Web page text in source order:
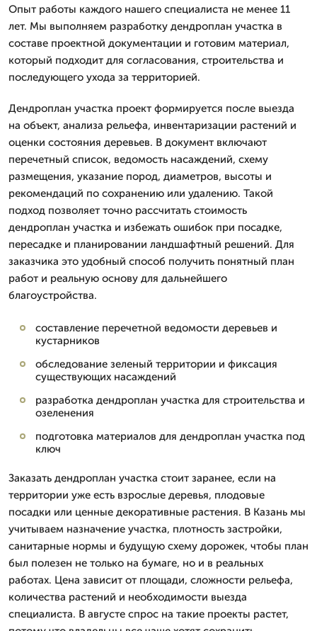
Опыт работы каждого нашего специалиста не менее 11
лет. Мы выполняем разработку дендроплан участка в
составе проектной документации и готовим материал,
который подходит для согласования, строительства и
последующего ухода за территорией.
Дендроплан участка проект формируется после выезда
на объект, анализа рельефа, инвентаризации растений и
оценки состояния деревьев. В документ включают
перечетный список, ведомость насаждений, схему
размещения, указание пород, диаметров, высоты и
рекомендаций по сохранению или удалению. Такой
подход позволяет точно рассчитать стоимость
дендроплан участка и избежать ошибок при посадке,
пересадке и планировании ландшафтный решений. Для
заказчика это удобный способ получить понятный план
работ и реальную основу для дальнейшего
благоустройства.
составление перечетной ведомости деревьев и
кустарников
обследование зеленый территории и фиксация
существующих насаждений
разработка дендроплан участка для строительства и
озеленения
подготовка материалов для дендроплан участка под
ключ
Заказать дендроплан участка стоит заранее, если на
территории уже есть взрослые деревья, плодовые
посадки или ценные декоративные растения. В Казань мы
учитываем назначение участка, плотность застройки,
санитарные нормы и будущую схему дорожек, чтобы план
был полезен не только на бумаге, но и в реальных
работах. Цена зависит от площади, сложности рельефа,
количества растений и необходимости выезда
специалиста. В августе спрос на такие проекты растет,